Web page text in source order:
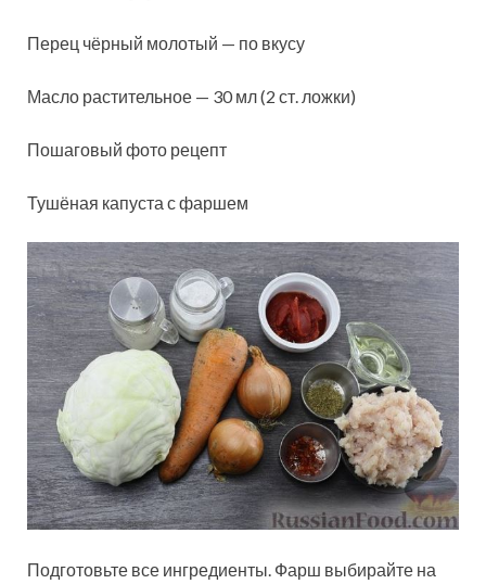
Перец чёрный молотый — по вкусу
Масло растительное — 30 мл (2 ст. ложки)
Пошаговый фото рецепт
Тушёная капуста с фаршем
Подготовьте все ингредиенты. Фарш выбирайте на